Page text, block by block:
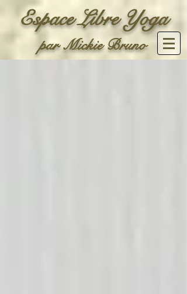
Espace Libre Yoga
par Mickie Bruno